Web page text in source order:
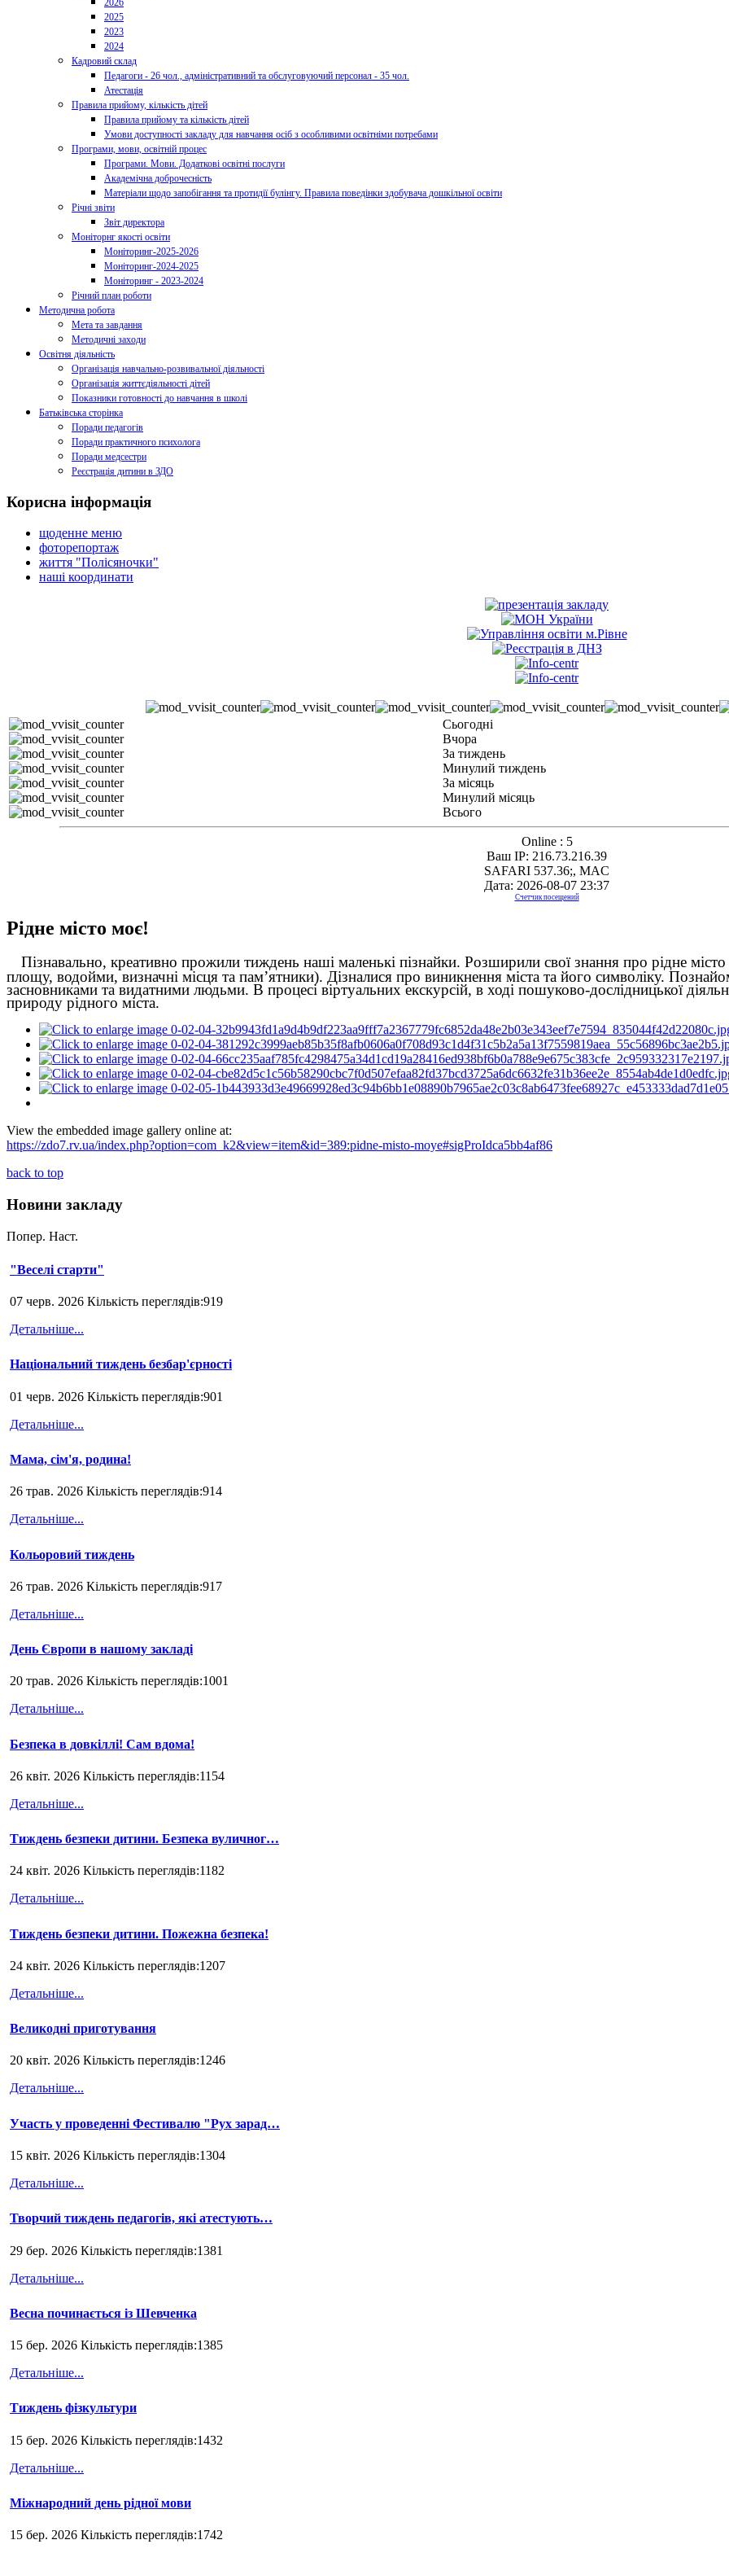
2026
2025
2023
2024
Кадровий склад
Педагоги - 26 чол., адміністративний та обслуговуючий персонал - 35 чол.
Атестація
Правила прийому, кількість дітей
Правила прийому та кількість дітей
Умови доступності закладу для навчання осіб з особливими освітніми потребами
Програми, мови, освітній процес
Програми. Мови. Додаткові освітні послуги
Академічна доброчесність
Матеріали щодо запобігання та протидії булінгу. Правила поведінки здобувача дошкільної освіти
Річні звіти
Звіт директора
Моніторнг якості освіти
Моніторинг-2025-2026
Моніторинг-2024-2025
Моніторинг - 2023-2024
Річний план роботи
Методична робота
Мета та завдання
Методичні заходи
Освітня діяльність
Організація навчально-розвивальної діяльності
Організація життєдіяльності дітей
Показники готовності до навчання в школі
Батьківська сторінка
Поради педагогів
Поради практичного психолога
Поради медсестри
Реєстрація дитини в ЗДО
Корисна інформація
щоденне меню
фоторепортаж
життя "Полісяночки"
наші координати
Сьогодні
Вчора
За тиждень
Минулий тиждень
За місяць
Минулий місяць
Всього
Online : 5
Ваш IP: 216.73.216.39
SAFARI 537.36;, MAC
Дата: 2026-08-07 23:37
Счетчик посещений
Рідне місто моє!
Пізнавально, креативно прожили тиждень наші маленькі пізнайки. Розширили свої знання про рідне
площу, водойми, визначні місця та пам’ятники). Дізналися про виникнення міста та його символіку.
засновниками та видатними людьми. В процесі віртуальних екскурсій, в ході пошуково-дослідницької
природу рідного міста.
View the embedded image gallery online at:
https://zdo7.rv.ua/index.php?option=com_k2&view=item&id=389:pidne-misto-moye#sigProIdca5bb4af86
back to top
Новини закладу
Попер. Наст.
"Веселі старти"
07 черв. 2026 Кількість переглядів:919
Детальніше...
Національний тиждень безбар'єрності
01 черв. 2026 Кількість переглядів:901
Детальніше...
Мама, сім'я, родина!
26 трав. 2026 Кількість переглядів:914
Детальніше...
Кольоровий тиждень
26 трав. 2026 Кількість переглядів:917
Детальніше...
День Європи в нашому закладі
20 трав. 2026 Кількість переглядів:1001
Детальніше...
Безпека в довкіллі! Сам вдома!
26 квіт. 2026 Кількість переглядів:1154
Детальніше...
Тиждень безпеки дитини. Безпека вуличног…
24 квіт. 2026 Кількість переглядів:1182
Детальніше...
Тиждень безпеки дитини. Пожежна безпека!
24 квіт. 2026 Кількість переглядів:1207
Детальніше...
Великодні приготування
20 квіт. 2026 Кількість переглядів:1246
Детальніше...
Участь у проведенні Фестивалю "Рух зарад…
15 квіт. 2026 Кількість переглядів:1304
Детальніше...
Творчий тиждень педагогів, які атестують…
29 бер. 2026 Кількість переглядів:1381
Детальніше...
Весна починається із Шевченка
15 бер. 2026 Кількість переглядів:1385
Детальніше...
Тиждень фізкультури
15 бер. 2026 Кількість переглядів:1432
Детальніше...
Міжнародний день рідної мови
15 бер. 2026 Кількість переглядів:1742